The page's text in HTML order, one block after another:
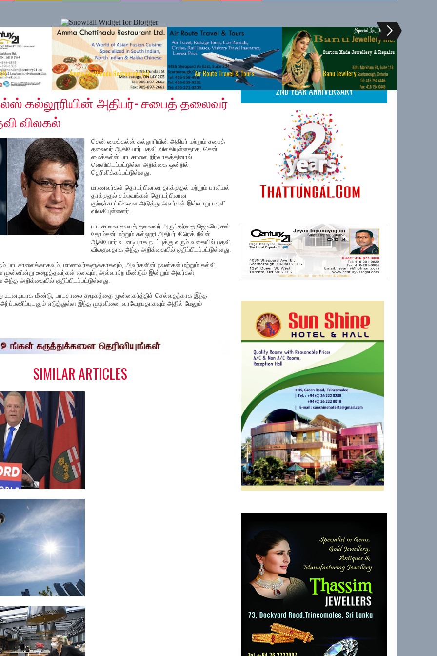
Amma Chettinadu Restaurant Ltd Air Route Travel & Tours Banu Jewllery
2018
கல்லூரியின் அதிபர்- சபைத் தலைவர்
விலகல்
சென் மைக்கல்ஸ் கல்லூரியின் அதிபர் மற்றும் சபைத்
தலைவர் ஆகியோர் பதவி விலகியுள்ளதாக, சென்
மைக்கல்ஸ் பாடசாலை நிர்வாகத்தினால்
வெளியிடப்பட்டுள்ள அறிக்கை ஒன்றில்
தெரிவிக்கப்பட்டுள்ளது.
மாணவர்கள் தொடர்பிலான தாக்குதல் மற்றும் பாலியல்
தாக்குதல் சம்பவங்கள் தொடர்பிலான
குற்றச்சாட்டுகளை அடுத்து அவர்கள் இவ்வாறு பதவி
விலகியுள்ளனர்.
பாடசாலை சபைத் தலைவர் அருட்தந்தை ஜெஃபெர்சன்
தோம்சன் மற்றும் கல்லூரி அதிபர் கிரெக் றீவ்ஸ்
ஆகியோர் உடனடியாக நடப்புக்கு வரும் வகையில் பதவி
விலகுவதாக அந்த அறிக்கையில் குறிப்பிடப்பட்டுள்ளது.
பாடசாலைக்காகவும், மாணவர்களுக்காகவும், அவர்களின் நலன்கள் மற்றும் கல்வி
முன்னின்று உழைத்தவர்கள் எனவும், அவ்வாறே மீண்டும் இன்றும் அவர்கள்
அறிக்கையில் குறிப்பிடப்பட்டுள்ளது.
உடனடியாக மீண்டு, பாடசாலை சமூகத்தை முன்னகர்த்திச் செல்வதற்காக இந்த
எடுத்துள்ள இந்த முடிவினை வரவேற்பதாகவும் அதில் மேலும்
SIMILAR ARTICLES
கடந்த
2ND YEAR ANNIVERSARY